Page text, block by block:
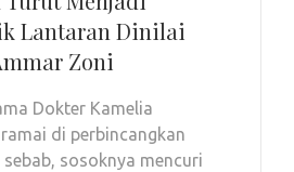
Lantaran Dinilai
Zoni
Dokter Kamelia
di perbincangkan
sosoknya mencuri